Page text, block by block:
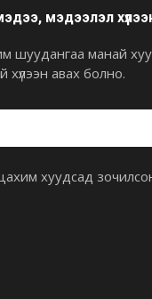
мэдээлэл
шуудангаа манай
хүлээн авах болно.
хуудсад